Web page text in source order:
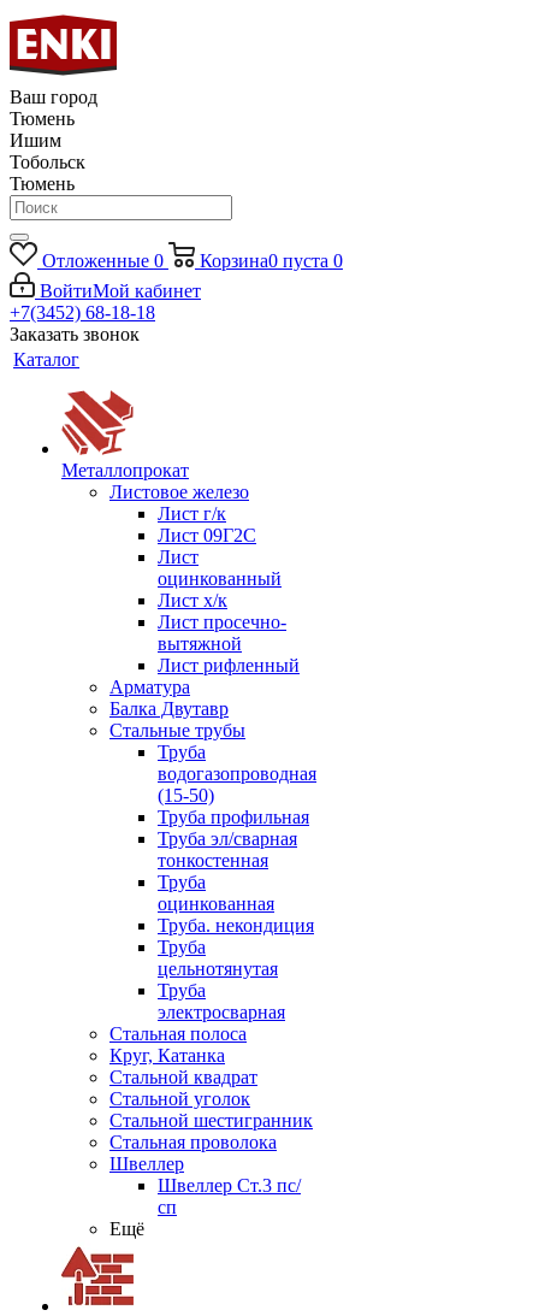
Ваш город
Тюмень
Ишим
Тобольск
Тюмень
Отложенные 0 Корзина0 пуста 0
ВойтиМой кабинет
+7(3452) 68-18-18
Заказать звонок
Каталог
Металлопрокат
Листовое железо
Лист г/к
Лист 09Г2С
Лист
оцинкованный
Лист х/к
Лист просечно-
вытяжной
Лист рифленный
Арматура
Балка Двутавр
Стальные трубы
Труба
водогазопроводная
(15-50)
Труба профильная
Труба эл/сварная
тонкостенная
Труба
оцинкованная
Труба. некондиция
Труба
цельнотянутая
Труба
электросварная
Стальная полоса
Круг, Катанка
Стальной квадрат
Стальной уголок
Стальной шестигранник
Стальная проволока
Швеллер
Швеллер Ст.3 пс/
сп
Ещё